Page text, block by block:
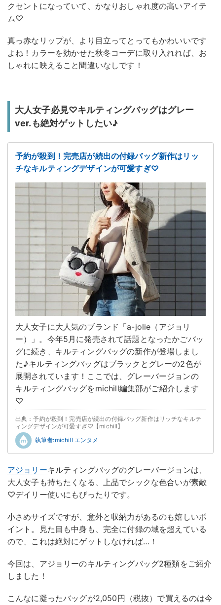
クセントになっていて、かなりおしゃれ度の高いアイテ
ム♡
真っ赤なリップが、より目立ってとってもかわいいです
よね！カラーを効かせた秋冬コーデに取り入れれば、お
しゃれに映えること間違いなしです！
大人女子必見♡キルティングバッグはグレー
ver.も絶対ゲットしたい♪
予約が殺到！完売店が続出の付録バッグ新作はリッ
チなキルティングデザインが可愛すぎ♡
大人女子に大人気のブランド「a-jolie（アジョリ
ー）」。今年5月に発売されて話題となったかごバッ
グに続き、キルティングバッグの新作が登場しまし
た♪キルティングバッグはブラックとグレーの2色が
展開されています！ここでは、グレーバージョンの
キルティングバッグをmichill編集部がご紹介します
♡
出典：予約が殺到！完売店が続出の付録バッグ新作はリッチなキルテ
ィングデザインが可愛すぎ♡【michill】
執筆者:michill エンタメ
アジョリーキルティングバッグのグレーバージョンは、
大人女子も持ちたくなる、上品でシックな色合いが素敵
♡デイリー使いにもぴったりです。
小さめサイズですが、意外と収納力があるのも嬉しいポ
イント。見た目も中身も、完全に付録の域を超えている
ので、これは絶対にゲットしなければ…！
今回は、アジョリーのキルティングバッグ2種類をご紹介
しました！
こんなに凝ったバッグが2,050円（税抜）で買えるのは今